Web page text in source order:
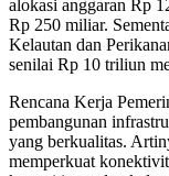
alokasi anggaran Rp
Rp 250 miliar.
Kelautan dan
senilai Rp 10 triliun
Rencana Kerja
pembangunan
yang berkualitas.
memperkuat